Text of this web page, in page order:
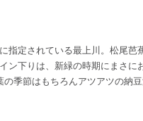
指定されている最上川。松尾芭
ン下りは、新緑の時期にまさに
季節はもちろんアツアツの納